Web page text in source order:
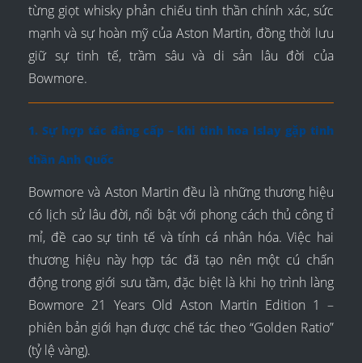
từng giọt whisky phản chiếu tinh thần chính xác, sức
mạnh và sự hoàn mỹ của Aston Martin, đồng thời lưu
giữ sự tinh tế, trầm sâu và di sản lâu đời của
Bowmore.
1. Sự hợp tác đẳng cấp – khi tinh hoa Islay gặp tinh
thần Anh Quốc
Bowmore và Aston Martin đều là những thương hiệu
có lịch sử lâu đời, nổi bật với phong cách thủ công tỉ
mỉ, đề cao sự tinh tế và tính cá nhân hóa. Việc hai
thương hiệu này hợp tác đã tạo nên một cú chấn
động trong giới sưu tầm, đặc biệt là khi họ trình làng
Bowmore 21 Years Old Aston Martin Edition 1 –
phiên bản giới hạn được chế tác theo “Golden Ratio”
(tỷ lệ vàng).